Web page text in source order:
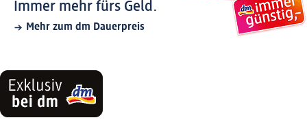
Immer mehr fürs Geld.
Mehr zum dm Dauerpreis